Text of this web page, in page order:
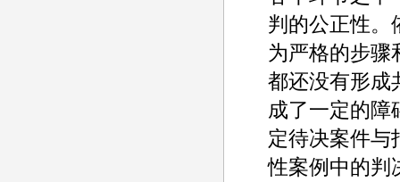
判的公正性。
为严格的步骤
都还没有形成
成了一定的障
定待决案件与
性案例中的判